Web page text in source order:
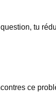
tu
ce